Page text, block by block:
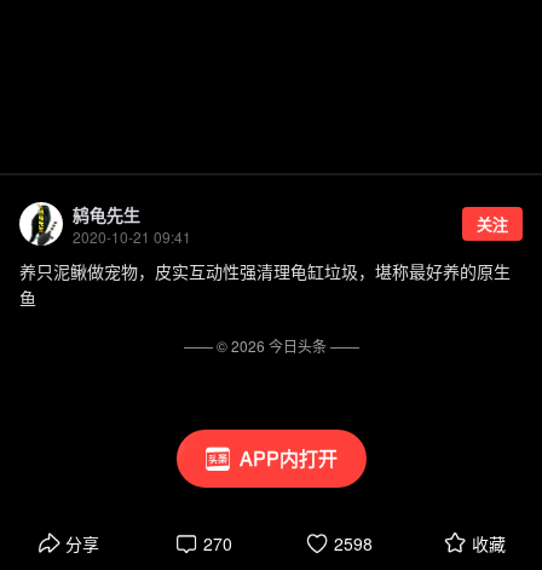
APP内打开
鸫龟先生
2020-10-21 09:41
关注
养只泥鳅做宠物，皮实互动性强清理龟缸垃圾，堪称最好养的原生
鱼
分享 270 2598 收藏
—— ©2026 今日头条——